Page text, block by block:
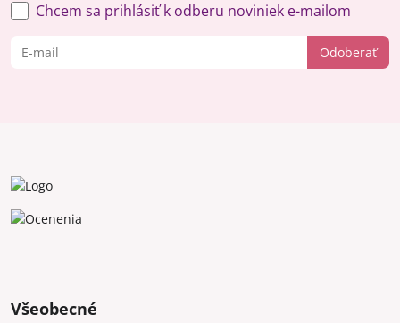
Odoberať
Chcem sa prihlásiť k odberu noviniek e-mailom
Všeobecné